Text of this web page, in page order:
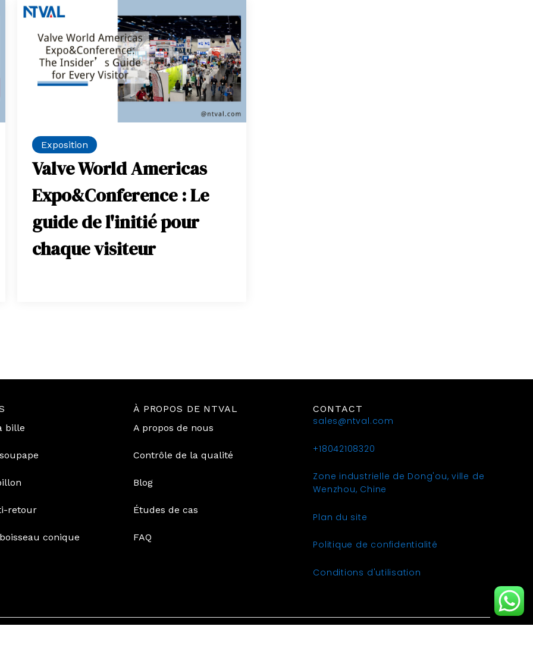
Exposition
Valve World Americas
Expo&Conference : Le
guide de l'initié pour
chaque visiteur
bille
retour
conique
À PROPOS DE NTVAL
A propos de nous
Contrôle de la qualité
Blog
Études de cas
FAQ
CONTACT
sales@ntval.com
+18042108320
Zone industrielle de Dong'ou, ville de
Wenzhou, Chine
Plan du site
Politique de confidentialité
Conditions d'utilisation